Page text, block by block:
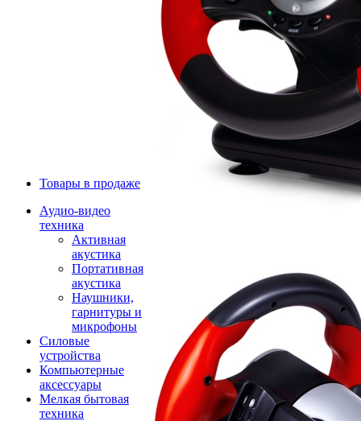
Товары в продаже
Аудио-видео
техника
Активная
акустика
Портативная
акустика
Наушники,
гарнитуры и
микрофоны
Силовые
устройства
Компьютерные
аксессуары
Мелкая бытовая
техника